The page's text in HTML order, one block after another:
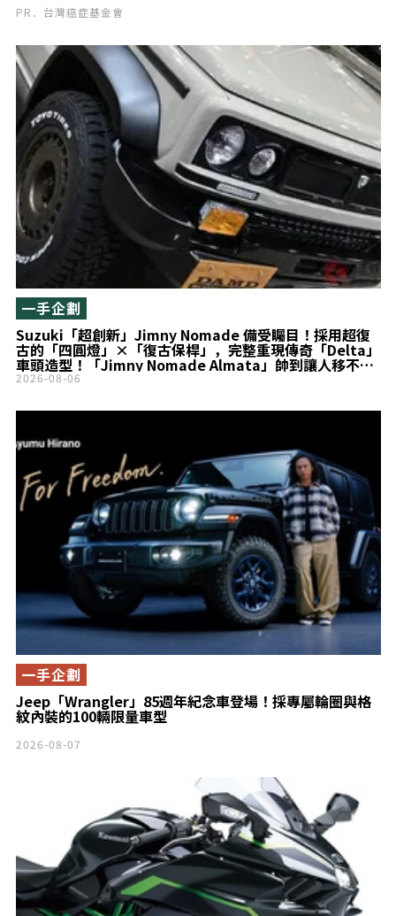
PR．台灣癌症基金會
Suzuki「超創新」Jimny Nomade 備受矚目！採用超復
古的「四圓燈」×「復古保桿」，完整重現傳奇「Delta」
車頭造型！「Jimny Nomade Almata」帥到讓人移不開
目光！
一手企劃
2026-08-06
Jeep「Wrangler」85週年紀念車登場！採專屬輪圈與格
紋內裝的100輛限量車型
一手企劃
2026-08-07